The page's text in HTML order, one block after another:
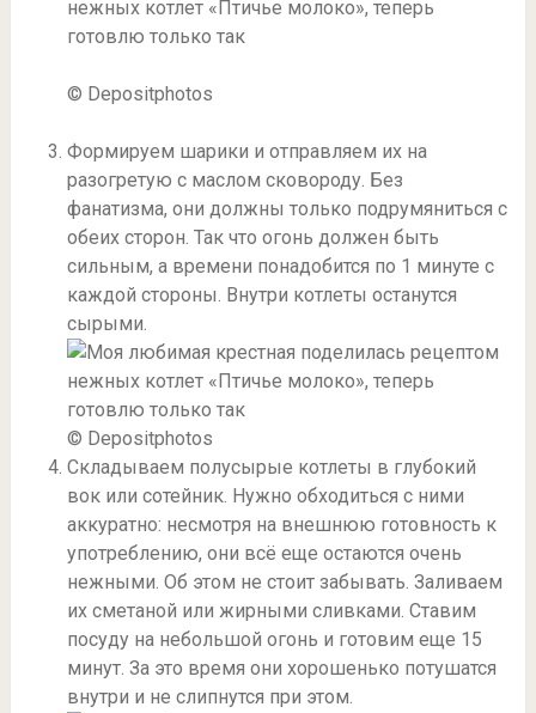
© Depositphotos
Формируем шарики и отправляем их на
разогретую с маслом сковороду. Без
фанатизма, они должны только подрумяниться с
обеих сторон. Так что огонь должен быть
сильным, а времени понадобится по 1 минуте с
каждой стороны. Внутри котлеты останутся
сырыми.
© Depositphotos
Складываем полусырые котлеты в глубокий
вок или сотейник. Нужно обходиться с ними
аккуратно: несмотря на внешнюю готовность к
употреблению, они всё еще остаются очень
нежными. Об этом не стоит забывать. Заливаем
их сметаной или жирными сливками. Ставим
посуду на небольшой огонь и готовим еще 15
минут. За это время они хорошенько потушатся
внутри и не слипнутся при этом.